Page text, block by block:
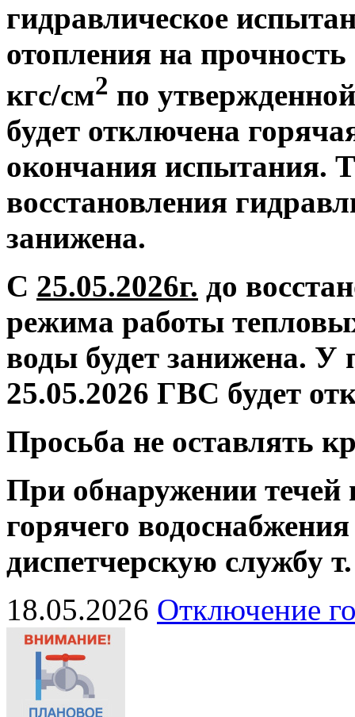
гидравлическое
отопления на
кгс/см2 по
будет отключена
окончания испытания.
восстановления
занижена.
С 25.05.2026г. до
режима работы
воды будет занижена. У
25.05.2026 ГВС будет
Просьба не оставлять
При обнаружении течей
горячего
диспетчерскую службу
18.05.2026 Отключение